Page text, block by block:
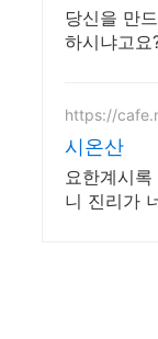
LOVES
당신을 만
하시냐고요
https://
시온산
요한계시
니 진리가